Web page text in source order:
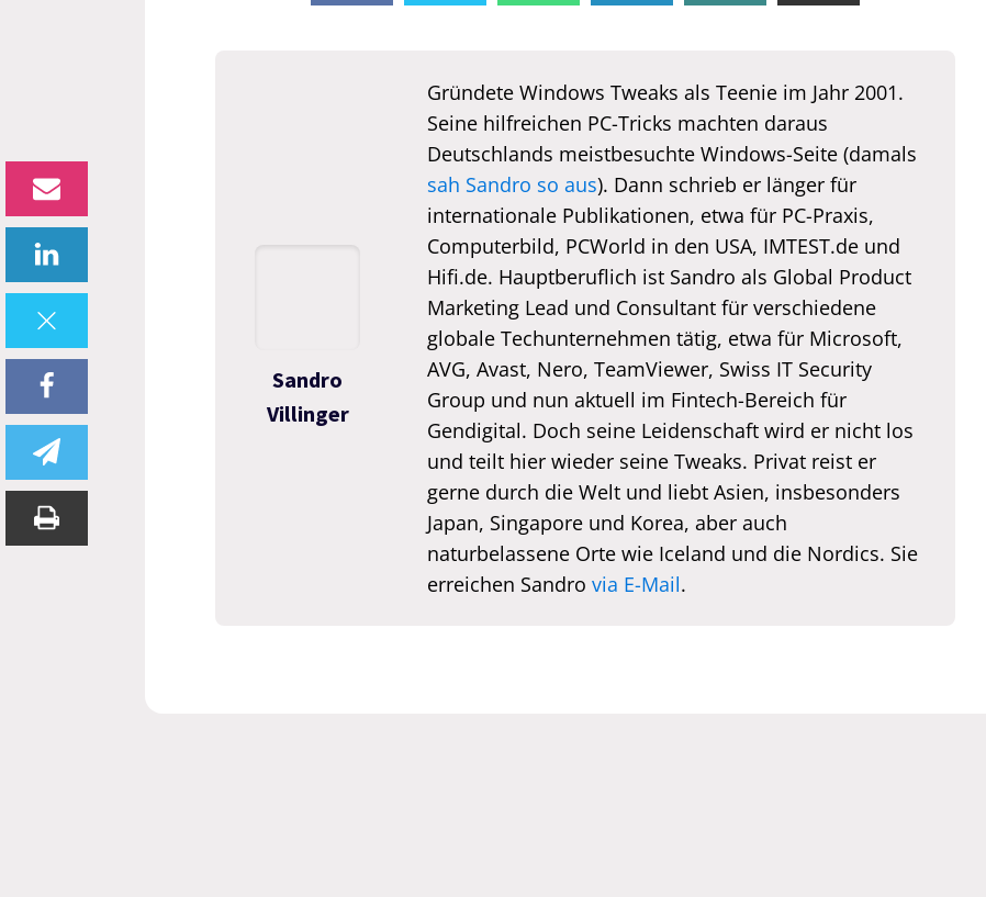
Sandro
Villinger
Gründete Windows Tweaks als Teenie im Jahr 2001.
Seine hilfreichen PC-Tricks machten daraus
Deutschlands meistbesuchte Windows-Seite (damals
sah Sandro so aus). Dann schrieb er länger für
internationale Publikationen, etwa für PC-Praxis,
Computerbild, PCWorld in den USA, IMTEST.de und
Hifi.de. Hauptberuflich ist Sandro als Global Product
Marketing Lead und Consultant für verschiedene
globale Techunternehmen tätig, etwa für Microsoft,
AVG, Avast, Nero, TeamViewer, Swiss IT Security
Group und nun aktuell im Fintech-Bereich für
Gendigital. Doch seine Leidenschaft wird er nicht los
und teilt hier wieder seine Tweaks. Privat reist er
gerne durch die Welt und liebt Asien, insbesonders
Japan, Singapore und Korea, aber auch
naturbelassene Orte wie Iceland und die Nordics. Sie
erreichen Sandro via E-Mail.